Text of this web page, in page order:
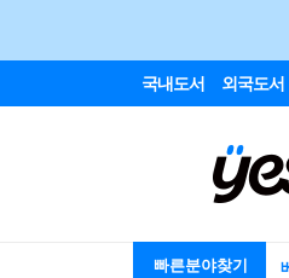
국내도서 외국도서
빠른분야찾기